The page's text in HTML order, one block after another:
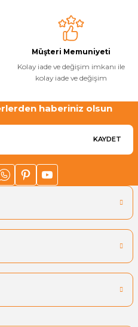
Müşteri Memuniyeti
Kolay iade ve değişim imkanı ile
kolay iade ve değişim
haberiniz olsun
KAYDET